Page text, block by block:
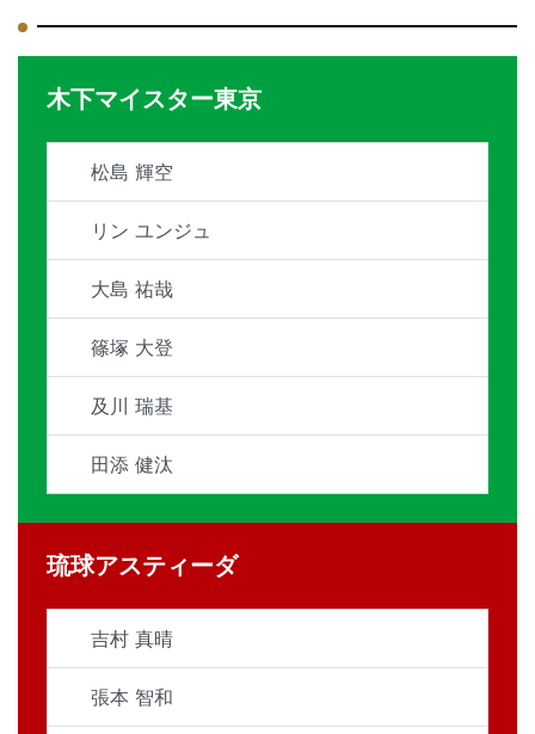
木下マイスター東京
松島 輝空
リン ユンジュ
大島 祐哉
篠塚 大登
及川 瑞基
田添 健汰
琉球アスティーダ
吉村 真晴
張本 智和